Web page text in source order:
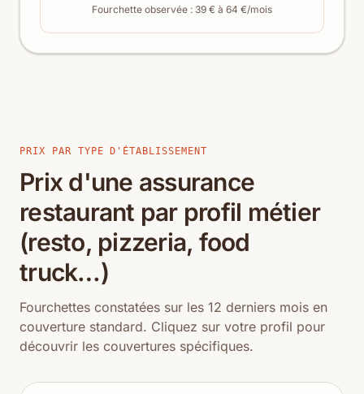
Fourchette observée : 39 € à 64 €/mois
PRIX PAR TYPE D'ÉTABLISSEMENT
Prix d'une assurance
restaurant par profil métier
(resto, pizzeria, food
truck…)
Fourchettes constatées sur les 12 derniers mois en
couverture standard. Cliquez sur votre profil pour
découvrir les couvertures spécifiques.